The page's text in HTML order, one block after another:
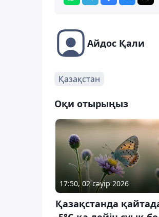
Айдос Қали
Қазақстан
Оқи отырыңыз
17:50, 02 сәуір 2026
Қазақстанда